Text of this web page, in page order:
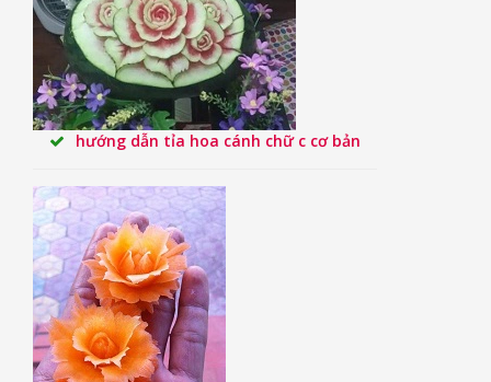
hướng dẫn tỉa hoa cánh chữ c cơ bản